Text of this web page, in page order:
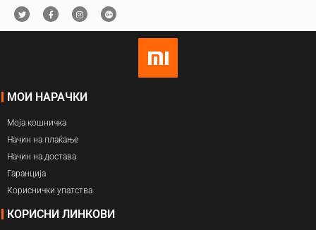
МОИ НАРАЧКИ
Моја кошничка
Начин на плаќање
Начин на достава
Гаранција
Кориснички упатства
КОРИСНИ ЛИНКОВИ